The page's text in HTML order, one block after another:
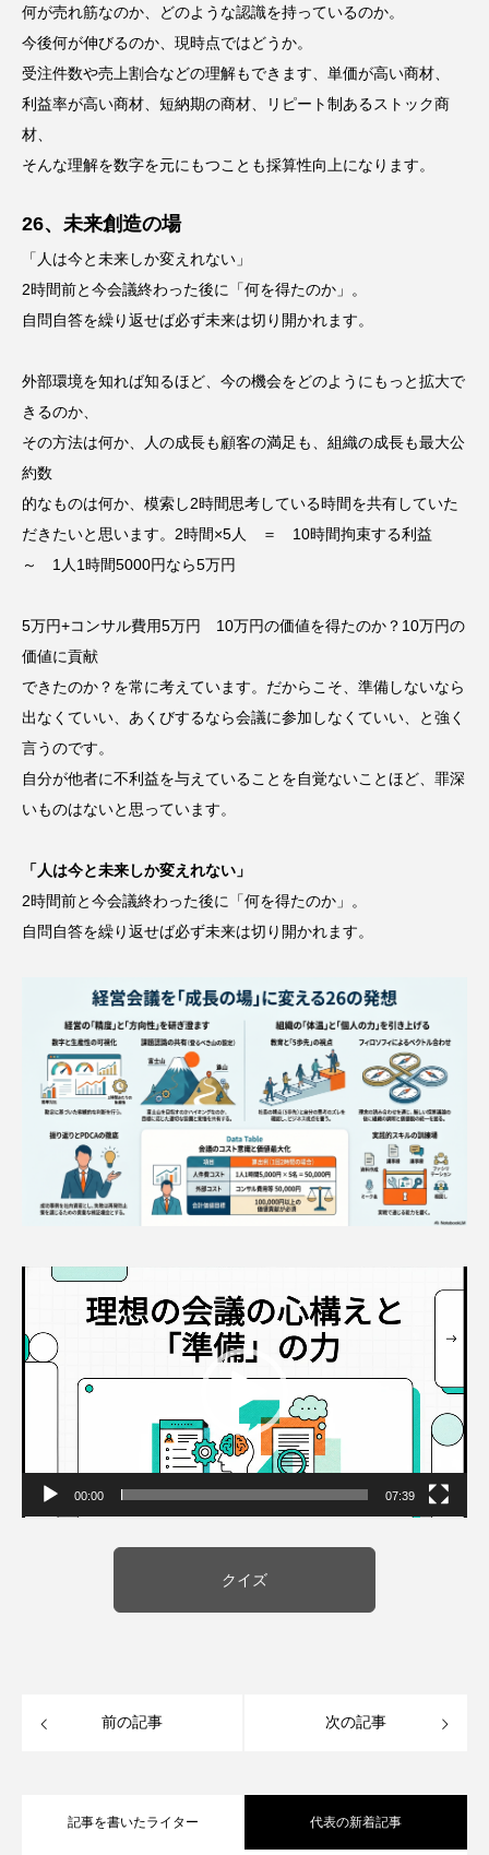
何が売れ筋なのか、どのような認識を持っているのか。
今後何が伸びるのか、現時点ではどうか。
受注件数や売上割合などの理解もできます、単価が高い商材、
利益率が高い商材、短納期の商材、リピート制あるストック商
材、
そんな理解を数字を元にもつことも採算性向上になります。
26、未来創造の場
「人は今と未来しか変えれない」
2時間前と今会議終わった後に「何を得たのか」。
自問自答を繰り返せば必ず未来は切り開かれます。
外部環境を知れば知るほど、今の機会をどのようにもっと拡大で
きるのか、
その方法は何か、人の成長も顧客の満足も、組織の成長も最大公
約数
的なものは何か、模索し2時間思考している時間を共有していた
だきたいと思います。2時間×5人 ＝ 10時間拘束する利益
～ 1人1時間5000円なら5万円
5万円+コンサル費用5万円 10万円の価値を得たのか？10万円の
価値に貢献
できたのか？を常に考えています。だからこそ、準備しないなら
出なくていい、あくびするなら会議に参加しなくていい、と強く
言うのです。
自分が他者に不利益を与えていることを自覚ないことほど、罪深
いものはないと思っています。
「人は今と未来しか変えれない」
2時間前と今会議終わった後に「何を得たのか」。
自問自答を繰り返せば必ず未来は切り開かれます。
動
ー
ヤ
ー
00:00 07:39
クイズ
前の記事 次の記事
記事を書いたライター 代表の新着記事